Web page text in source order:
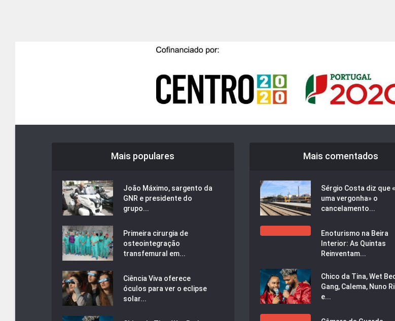
Mais populares
João Máximo, sargento da
GNR e presidente do
grupo...
Primeira cirurgia de
osteointegração
transfemural em...
Ciência Viva oferece
óculos para ver o eclipse
solar...
Mais comentados
Sérgio Costa diz que
uma vergonha» o
cancelamento...
Enoturismo na Beira
Interior: As Quintas
Reinventam...
Chico da Tina, Wet Bed
Gang, Calema, Nuno
e...